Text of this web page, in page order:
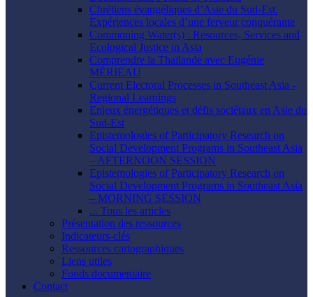
Chrétiens évangéliques d’Asie du Sud-Est.
Expériences locales d’une ferveur conquérante
Commoning Water(s) : Resources, Services and
Ecological Justice in Asia
Comprendre la Thaïlande avec Eugénie
MÉRIEAU
Current Electoral Processes in Southeast Asia -
Regional Learnings
Enjeux énergétiques et défis sociétaux en Asie du
Sud-Est
Epistemologies of Participatory Research on
Social Development Programs in Southeast Asia
– AFTERNOON SESSION
Epistemologies of Participatory Research on
Social Development Programs in Southeast Asia
– MORNING SESSION
... Tous les articles
Présentation des ressources
Indicateurs-clés
Ressources cartographiques
Liens utiles
Fonds documentaire
Contact